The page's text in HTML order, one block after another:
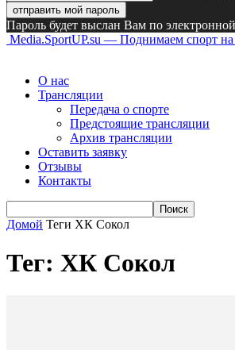
Пароль будет выслан Вам по
Media.SportUP.su — Поднимаем спорт
О нас
Трансляции
Передача о спорте
Предстоящие трансляции
Архив трансляции
Оставить заявку
Отзывы
Контакты
Домой Теги ХК Сокол
Тег: ХК Сокол